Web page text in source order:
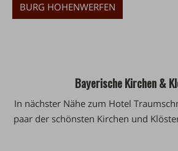
BURG HOHENWERFEN
Bayerische Kirchen &
In nächster Nähe zum Hotel
paar der schönsten Kirchen und